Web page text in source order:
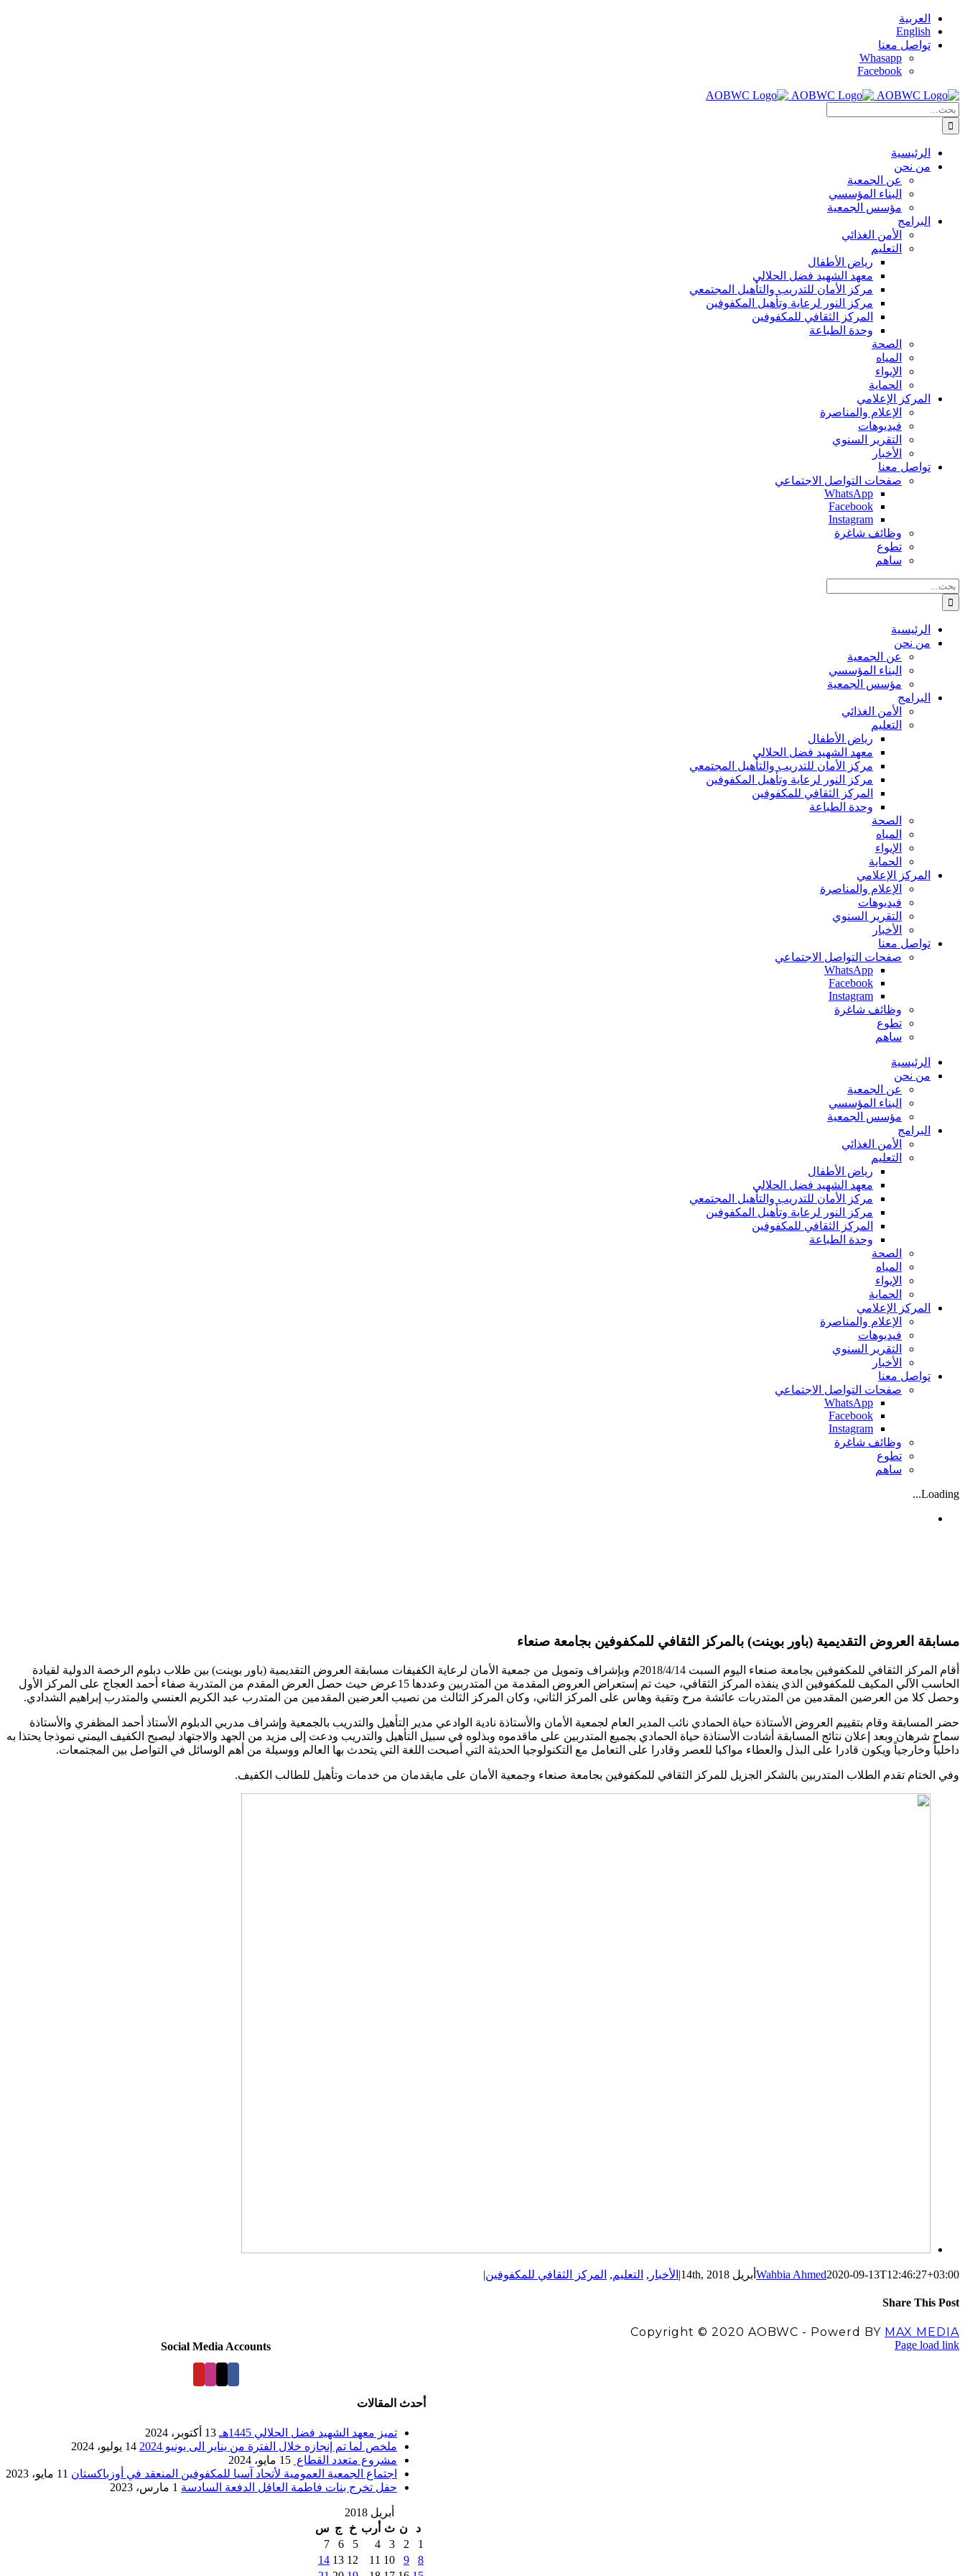
Skip
content
العربية
English
تواصل معنا
Whasapp
Facebook
البحث
عن:
الرئيسية
من نحن
عن الجمعية
البناء المؤسسي
مؤسس الجمعية
البرامج
الأمن الغذائي
التعليم
رياض الأطفال
معهد الشهيد فضل الحلالي
مركز الأمان للتدريب والتأهيل المجتمعي
مركز النور لرعاية وتأهيل المكفوفين
المركز الثقافي للمكفوفين
وحدة الطباعة
الصحة
المياه
الإيواء
الحماية
المركز الإعلامي
الإعلام والمناصرة
فيديوهات
التقرير السنوي
الأخبار
تواصل معنا
صفحات التواصل الاجتماعي
WhatsApp
Facebook
Instagram
وظائف شاغرة
تطوع
ساهم
البحث
عن:
الرئيسية
من نحن
عن الجمعية
البناء المؤسسي
مؤسس الجمعية
البرامج
الأمن الغذائي
التعليم
رياض الأطفال
معهد الشهيد فضل الحلالي
مركز الأمان للتدريب والتأهيل المجتمعي
مركز النور لرعاية وتأهيل المكفوفين
المركز الثقافي للمكفوفين
وحدة الطباعة
الصحة
المياه
الإيواء
الحماية
المركز الإعلامي
الإعلام والمناصرة
فيديوهات
التقرير السنوي
الأخبار
تواصل معنا
صفحات التواصل الاجتماعي
WhatsApp
Facebook
Instagram
وظائف شاغرة
تطوع
ساهم
الرئيسية
من نحن
عن الجمعية
البناء المؤسسي
مؤسس الجمعية
البرامج
الأمن الغذائي
التعليم
رياض الأطفال
معهد الشهيد فضل الحلالي
مركز الأمان للتدريب والتأهيل المجتمعي
مركز النور لرعاية وتأهيل المكفوفين
المركز الثقافي للمكفوفين
وحدة الطباعة
الصحة
المياه
الإيواء
الحماية
المركز الإعلامي
الإعلام والمناصرة
فيديوهات
التقرير السنوي
الأخبار
تواصل معنا
صفحات التواصل الاجتماعي
WhatsApp
Facebook
Instagram
وظائف شاغرة
تطوع
ساهم
Loading...
مسابقة العروض التقديمية (باور بوينت) بالمركز الثقافي للمكفوفين بجامعة صنعاء
أقام المركز الثقافي للمكفوفين بجامعة صنعاء اليوم السبت 2018/4/14م وبإشراف وتمويل من جمعية الأمان لرعاية الكفيفات مسابقة العروض التقديمية (باور بوينت) بين طلاب دبلوم الرخصة الدولية لقيادة
الحاسب الآلي المكيف للمكفوفين الذي ينفذه المركز الثقافي، حيث تم إستعراض العروض المقدمة من المتدربين وعددها 15عرض حيث حصل العرض المقدم من المتدربة صفاء أحمد العجاج على المركز الأول
وحصل كلا من العرضين المقدمين من المتدربات عائشة مرح وتقية وهاس على المركز الثاني، وكان المركز الثالث من نصيب العرضين المقدمين من المتدرب عبد الكريم العنسي والمتدرب إبراهيم الشدادي.
حضر المسابقة وقام بتقييم العروض الأستاذة حياة الحمادي نائب المدير العام لجمعية الأمان والأستاذة نادية الوادعي مدير التأهيل والتدريب بالجمعية وإشراف مدربي الدبلوم الأستاذ أحمد المظفري والأستاذة
سماح شرهان وبعد إعلان نتائج المسابقة أشادت الأستاذة حياة الحمادي بجميع المتدربين على ماقدموه وبذلوه في سبيل التأهيل والتدريب ودعت إلى مزيد من الجهد والاجتهاد ليصبح الكفيف اليمني نموذجا يحتذا به
داخلياً وخارجياً ويكون قادرا على البذل والعطاء مواكبا للعصر وقادرا على التعامل مع التكنولوجيا الحديثة التي أصبحت اللغة التي يتحدث بها العالم ووسيلة من أهم الوسائل في التواصل بين المجتمعات.
وفي الختام تقدم الطلاب المتدربين بالشكر الجزيل للمركز الثقافي للمكفوفين بجامعة صنعاء وجمعية الأمان على مايقدمان من خدمات وتأهيل للطالب الكفيف.
Wahbia Ahmed2020-09-13T12:46:27+03:00 أبريل 14th, 2018 | الأخبار , التعليم, المركز الثقافي للمكفوفين|
Share This Post
Facebook
X
LinkedIn
Pinterest
Social Media Accounts
أحدث المقالات
تميز معهد الشهيد فضل الحلالي 1445هـ
13 أكتوبر، 2024
ملخص لما تم إنجازه خلال الفترة من يناير الى يونيو 2024
14 يوليو، 2024
مشروع متعدد القطاع 15 مايو، 2024
اجتماع الجمعية العمومية لأتحاد آسيا للمكفوفين المنعقد في أوزباكستان 11 مايو، 2023
حفل تخرج بنات فاطمة العاقل الدفعة السادسة 1 مارس، 2023
أبريل 2018
د
ن ث أرب خ ج س
1
2
3
4
5
6
7
8
9
10
11
12
13
14
Copyright © 2020 AOBWC - Powerd BY MAX MEDIA
Facebook
X
Instagram
YouTube
Page load link